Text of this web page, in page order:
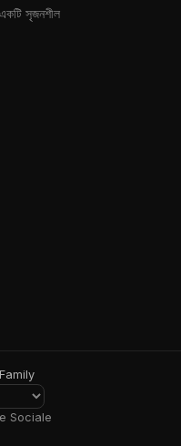
সৃজনশীল
Sociale